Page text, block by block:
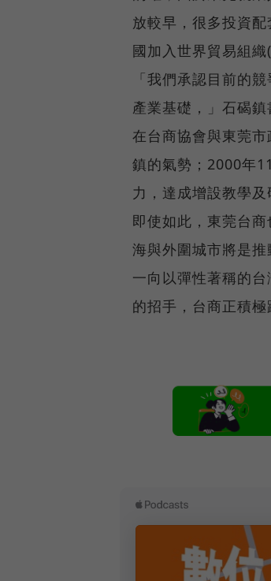
放較早，很多投資
國加入世界貿易組
「我們承認目前的
產業基礎，」石碣鎮
在台商協會與東莞
鎮的氣勢；2000年
力，達成增設教學及
即使如此，東莞台
海與外圍城市將是推
一向以彈性著稱的
的招手，台商正積極